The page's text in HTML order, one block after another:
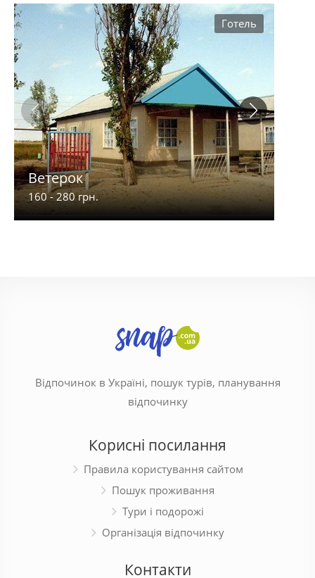
Готель
Ветерок
160 - 280 грн.
Відпочинок в Україні, пошук турів, планування
відпочинку
Корисні посилання
Правила користування сайтом
Пошук проживання
Тури і подорожі
Організація відпочинку
Контакти